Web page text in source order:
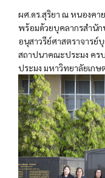
ผศ.ดร.สุริยา ณ หนองคา
พร้อมด้วยบุคลากรสำนัก
อนุสาวรีย์ศาสตราจารย์
สถาปนาคณะประมง ค
ประมง มหาวิทยาลัยเกษ